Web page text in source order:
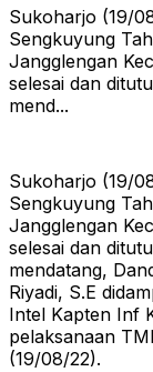
Sukoharjo (19/
Sengkuyung
Jangglengan
selesai dan
mend...
Sukoharjo (19/
Sengkuyung
Jangglengan
selesai dan
mendatang,
Riyadi, S.E
Intel Kapten Inf
pelaksanaan
(19/08/22).